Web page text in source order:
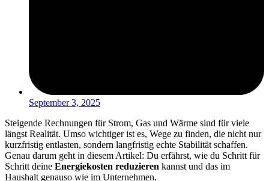
September 3, 2025
Steigende Rechnungen für Strom, Gas und Wärme sind für viele
längst Realität. Umso wichtiger ist es, Wege zu finden, die nicht nur
kurzfristig entlasten, sondern langfristig echte Stabilität schaffen.
Genau darum geht in diesem Artikel: Du erfährst, wie du Schritt für
Schritt deine Energiekosten reduzieren kannst und das im
Haushalt genauso wie im Unternehmen.